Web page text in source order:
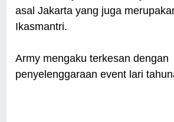
asal Jakarta yang juga
Ikasmantri.
Army mengaku terkesan dengan
penyelenggaraan event lari